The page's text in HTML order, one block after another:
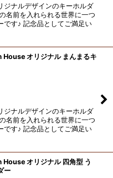
ジナルデザインのキーホルダ
名前を入れられる世界に一つ
です♪ 記念品としてご満足い
House オリジナル まんまるキ
ジナルデザインのキーホルダ
名前を入れられる世界に一つ
です♪ 記念品としてご満足い
House オリジナル 四角型 う
ー